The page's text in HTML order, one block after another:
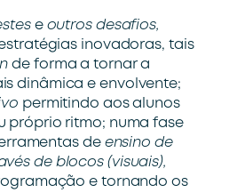
e outros desafios,
inovadoras, tais
de forma a tornar a
dinâmica e envolvente;
permitindo aos alunos
próprio ritmo; numa fase
de ensino de
de blocos (visuais),
e tornando os